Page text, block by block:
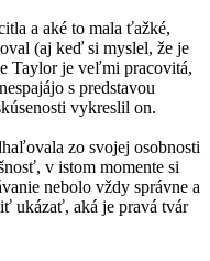
a aké to mala ťažké,
(aj keď si myslel, že je
Taylor je veľmi pracovitá,
s predstavou
vykreslil on.
zo svojej osobnosti
v istom momente si
nebolo vždy správne a
ukázať, aká je pravá tvár